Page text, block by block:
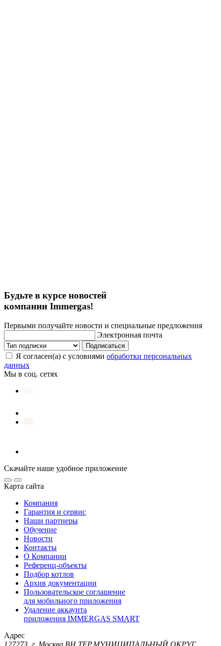
Будьте в курсе новостей
компании Immergas!
Первыми получайте новости и специальные предложения
Электронная почта
Подписаться
Я согласен(а) с условиями обработки персональных
данных
Мы в соц. сетях
Скачайте наше удобное приложение
Карта сайта
Компания
Гарантия и сервис
Наши партнеры
Обучение
Новости
Контакты
О Компании
Референц-объекты
Подбор котлов
Архив документации
Пользовательское соглашение
для мобильного приложения
Удаление аккаунта
приложения IMMERGAS SMART
Адрес
127273, г. Москва ВН.ТЕР.МУНИЦИПАЛЬНЫЙ ОКРУГ